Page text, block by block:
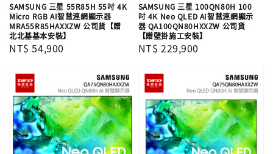
SAMSUNG 三星 55R85H 55吋 4K
Micro RGB AI智慧連網顯示器
MRA55R85HAXXZW 公司貨【贈
北北基基本安裝】
Regular
NT$ 54,900
SAMSUNG 三星 100QN80H 100
吋 4K Neo QLED AI智慧連網顯示
器 QA100QN80HXXZW 公司貨
【贈壁掛施工安裝】
Regular
NT$ 229,900